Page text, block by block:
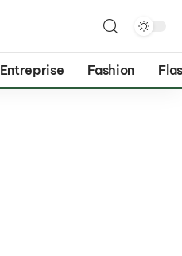
Entreprise Fashion